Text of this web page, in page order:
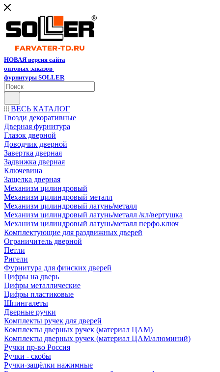
НОВАЯ версия сайта
оптовых заказов
фурнитуры SOLLER
ВЕСЬ КАТАЛОГ
Гвозди декоративные
Дверная фурнитура
Глазок дверной
Доводчик дверной
Завертка дверная
Задвижка дверная
Ключевина
Защелка дверная
Механизм цилиндровый
Механизм цилиндровый металл
Механизм цилиндровый латунь/металл
Механизм цилиндровый латунь/металл /кл/вертушка
Механизм цилиндровый латунь/металл перфо.ключ
Комплектующие для раздвижных дверей
Ограничитель дверной
Петли
Ригели
Фурнитура для финских дверей
Цифры на дверь
Цифры металлические
Цифры пластиковые
Шпингалеты
Дверные ручки
Комплекты ручек для дверей
Комплекты дверных ручек (материал ЦАМ)
Комплекты дверных ручек (материал ЦАМ/алюминий)
Ручки пр-во Россия
Ручки - скобы
Ручки-защёлки нажимные